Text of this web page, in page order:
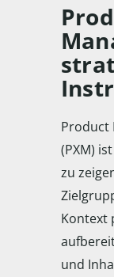
Product
(PXM)
zu
Kontext
und